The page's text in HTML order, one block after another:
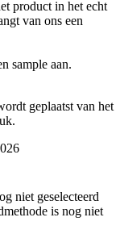
product in het echt
van ons een
sample aan.
geplaatst van het
niet geselecteerd
is nog niet